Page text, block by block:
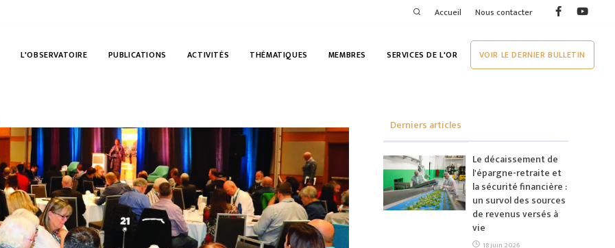
Accueil Nous contacter
L'OBSERVATOIRE PUBLICATIONS ACTIVITÉS THÉMATIQUES MEMBRES SERVICES DE L'OR VOIR LE DERNIER BULLETIN
Derniers articles
Le décaissement de
l'épargne-retraite et
la sécurité financière :
un survol des sources
de revenus versés à
vie
18 juin 2026